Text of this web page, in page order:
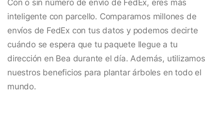
Con o sin número de envío de FedEx, eres más
inteligente con parcello. Comparamos millones de
envíos de FedEx con tus datos y podemos decirte
cuándo se espera que tu paquete llegue a tu
dirección en Bea durante el día. Además, utilizamos
nuestros beneficios para plantar árboles en todo el
mundo.